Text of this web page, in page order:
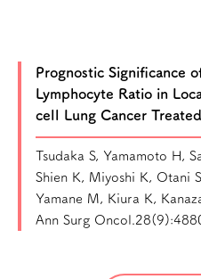
Prognostic Significance
Lymphocyte Ratio in
cell Lung Cancer
Tsudaka S, Yamamoto H,
Shien K, Miyoshi K, Otani
Yamane M, Kiura K,
Ann Surg